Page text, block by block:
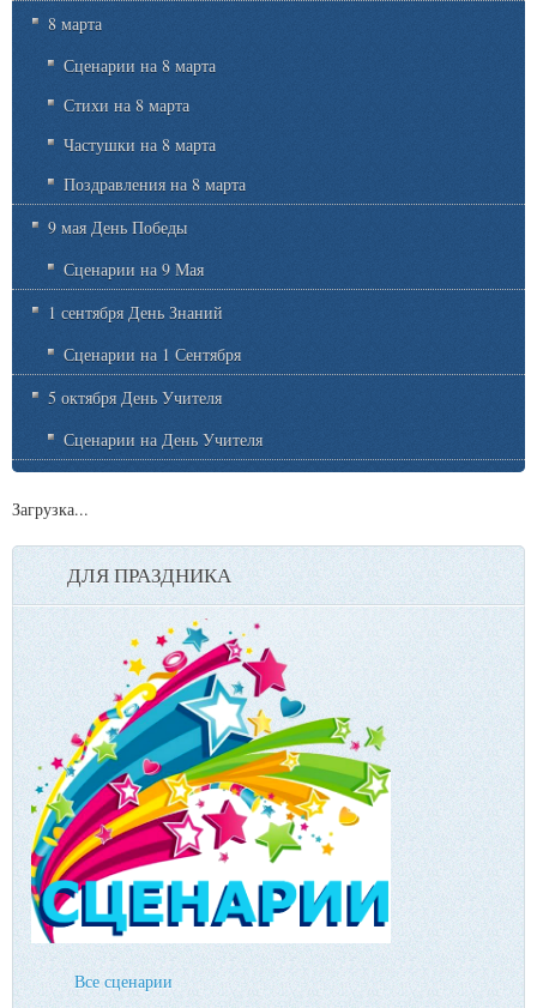
8 марта
Сценарии на 8 марта
Стихи на 8 марта
Частушки на 8 марта
Поздравления на 8 марта
9 мая День Победы
Сценарии на 9 Мая
1 сентября День Знаний
Сценарии на 1 Сентября
5 октября День Учителя
Сценарии на День Учителя
Загрузка...
ДЛЯ ПРАЗДНИКА
Все сценарии